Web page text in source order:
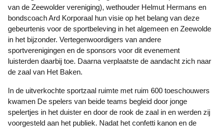
van de Zeewolder vereniging), wethouder Helmut Hermans en
bondscoach Ard Korporaal hun visie op het belang van deze
gebeurtenis voor de sportbeleving in het algemeen en Zeewolde
in het bijzonder. Vertegenwoordigers van andere
sportverenigingen en de sponsors voor dit evenement
luisterden daarbij toe. Daarna verplaatste de aandacht zich naar
de zaal van Het Baken.
In de uitverkochte sportzaal ruimte met ruim 600 toeschouwers
kwamen De spelers van beide teams begleid door jonge
spelertjes in het duister en door de rook de zaal in en werden zij
voorgesteld aan het publiek. Nadat het confetti kanon en de